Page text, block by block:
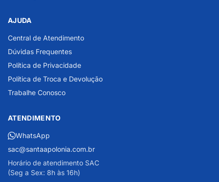
AJUDA
Central de Atendimento
Dúvidas Frequentes
Política de Privacidade
Política de Troca e Devolução
Trabalhe Conosco
ATENDIMENTO
WhatsApp
sac@santaapolonia.com.br
Horário de atendimento SAC
(Seg a Sex: 8h às 16h)